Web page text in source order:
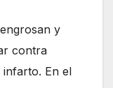
y
contra
infarto. En el